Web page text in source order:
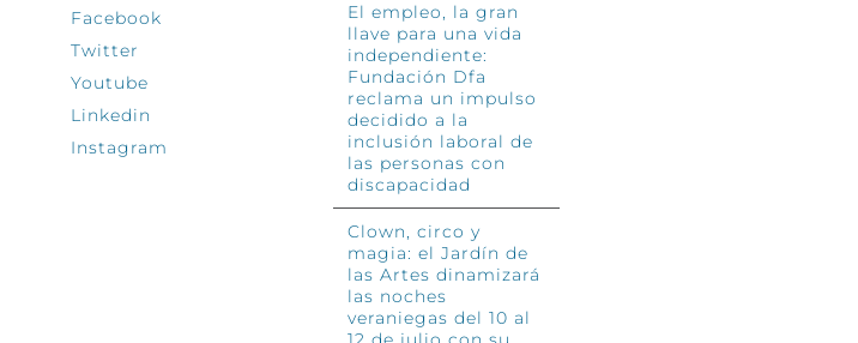
Facebook
Twitter
Youtube
Linkedin
Instagram
El empleo, la gran
llave para una vida
independiente:
Fundación Dfa
reclama un impulso
decidido a la
inclusión laboral de
las personas con
discapacidad
Clown, circo y
magia: el Jardín de
las Artes dinamizará
las noches
veraniegas del 10 al